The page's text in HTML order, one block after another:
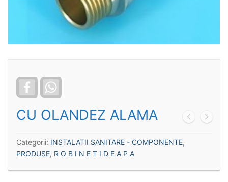
Facebook
CU OLANDEZ ALAMA
Categorii: INSTALATII SANITARE - COMPONENTE,
PRODUSE, R O B I N E T I D E A P A